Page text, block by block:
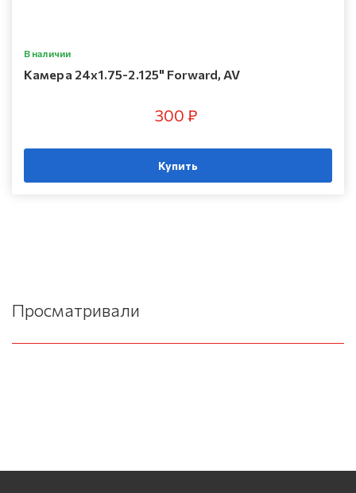
В наличии
Камера 24х1.75-2.125" Forward, AV
300 ₽
Купить
Просматривали